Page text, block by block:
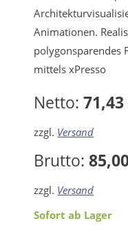
Animationen.
polygonsparendes
mittels xPresso
Netto:71,43
zzgl. Versand
Brutto:
zzgl. Versand
Sofort ab Lager